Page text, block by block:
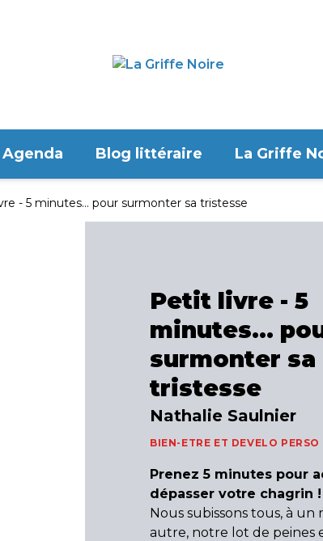
Agenda Blog littéraire La Griffe
- 5 minutes... pour surmonter sa tristesse
Petit livre - 5
minutes...
surmonter sa
tristesse
Nathalie Saulnier
BIEN-ETRE ET DEVELO PERSO
Prenez 5 minutes pour
dépasser votre chagrin !
Nous subissons tous, à
autre, notre lot de peines